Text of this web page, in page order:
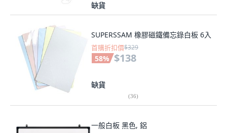
缺貨
SUPERSSAM 橡膠磁鐵備忘錄白板 6入
首購折扣價$329
58% $138
缺貨
(36)
一般白板 黑色, 鋁